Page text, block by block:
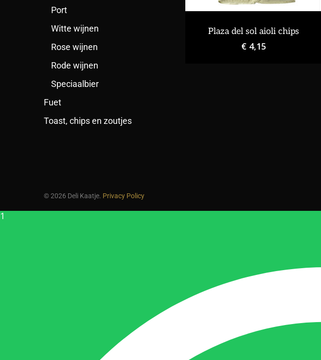
Port
Witte wijnen
Rose wijnen
Rode wijnen
Speciaalbier
Fuet
Toast, chips en zoutjes
Plaza del sol aioli chips
€4,15
© 2026 Deli Kaatje. Privacy Policy
1